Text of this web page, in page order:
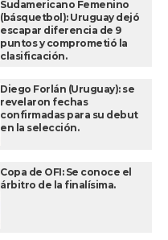
Sudamericano Femenino
(básquetbol): Uruguay dejó
escapar diferencia de 9
puntos y comprometió la
clasificación.
Diego Forlán (Uruguay): se
revelaron fechas
confirmadas para su debut
en la selección.
Copa de OFI: Se conoce el
árbitro de la finalísima.